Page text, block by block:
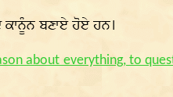
ਬਣਾਏ ਹੋਏ ਹਨ।
about everything, to